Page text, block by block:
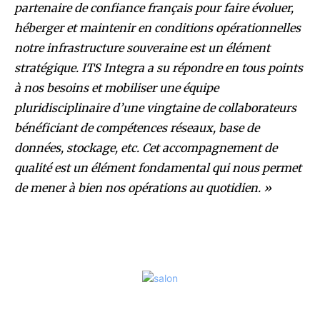
partenaire de confiance français pour faire évoluer,
héberger et maintenir en conditions opérationnelles
notre infrastructure souveraine est un élément
stratégique. ITS Integra a su répondre en tous points
à nos besoins et mobiliser une équipe
pluridisciplinaire d’une vingtaine de collaborateurs
bénéficiant de compétences réseaux, base de
données, stockage, etc. Cet accompagnement de
qualité est un élément fondamental qui nous permet
de mener à bien nos opérations au quotidien. »